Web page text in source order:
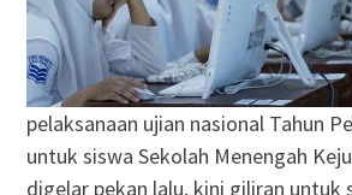
pelaksanaan ujian nasional Tahun
untuk siswa Sekolah Menengah
digelar pekan lalu, kini giliran untuk